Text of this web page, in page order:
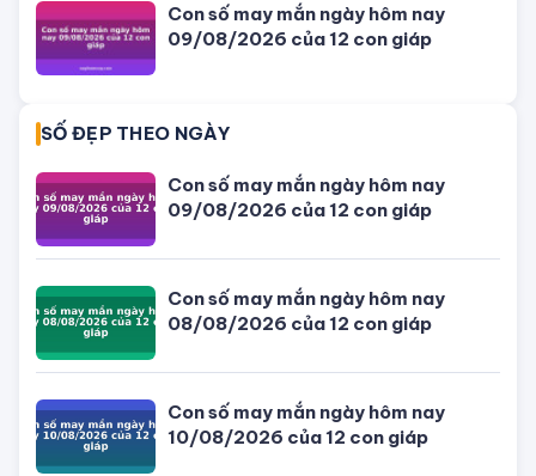
Thượng úy công an bị nhóm trộm
chó bắn vào ngực khi truy bắt
Phong thuỷ hướng bếp nấu để đón tài
lộc và những điều kiêng kỵ cho tuổi
Ất Sửu
Hướng dẫn cách kê và đặt hướng
giường ngủ hợp phong thuỷ cho tuổi
Đinh Dậu